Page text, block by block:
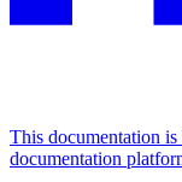
This documentation
documentation